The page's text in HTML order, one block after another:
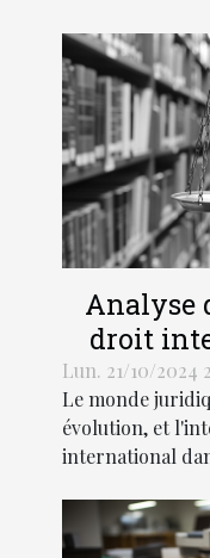
Analyse
droit
légalité
Lun. 21/10/2024
Le monde
évolution, et
international